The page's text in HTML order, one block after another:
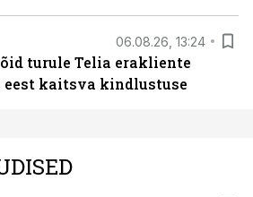
06.08.26, 13:24
turule Telia erakliente
eest kaitsva kindlustuse